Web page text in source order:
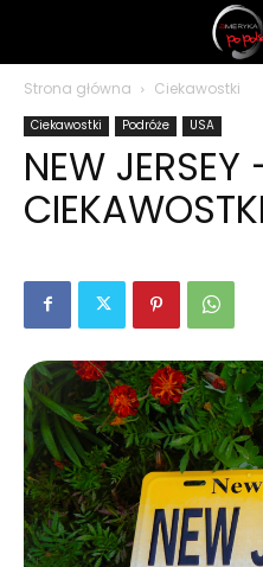
Strona główna Ciekawostki
Ciekawostki Podróże USA
NEW JERSEY
CIEKAWOSTKI